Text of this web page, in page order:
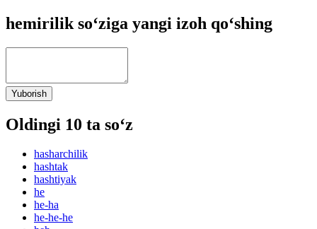
hemirilik so‘ziga yangi izoh qo‘shing
Yuborish
Oldingi 10 ta so‘z
hasharchilik
hashtak
hashtiyak
he
he-ha
he-he-he